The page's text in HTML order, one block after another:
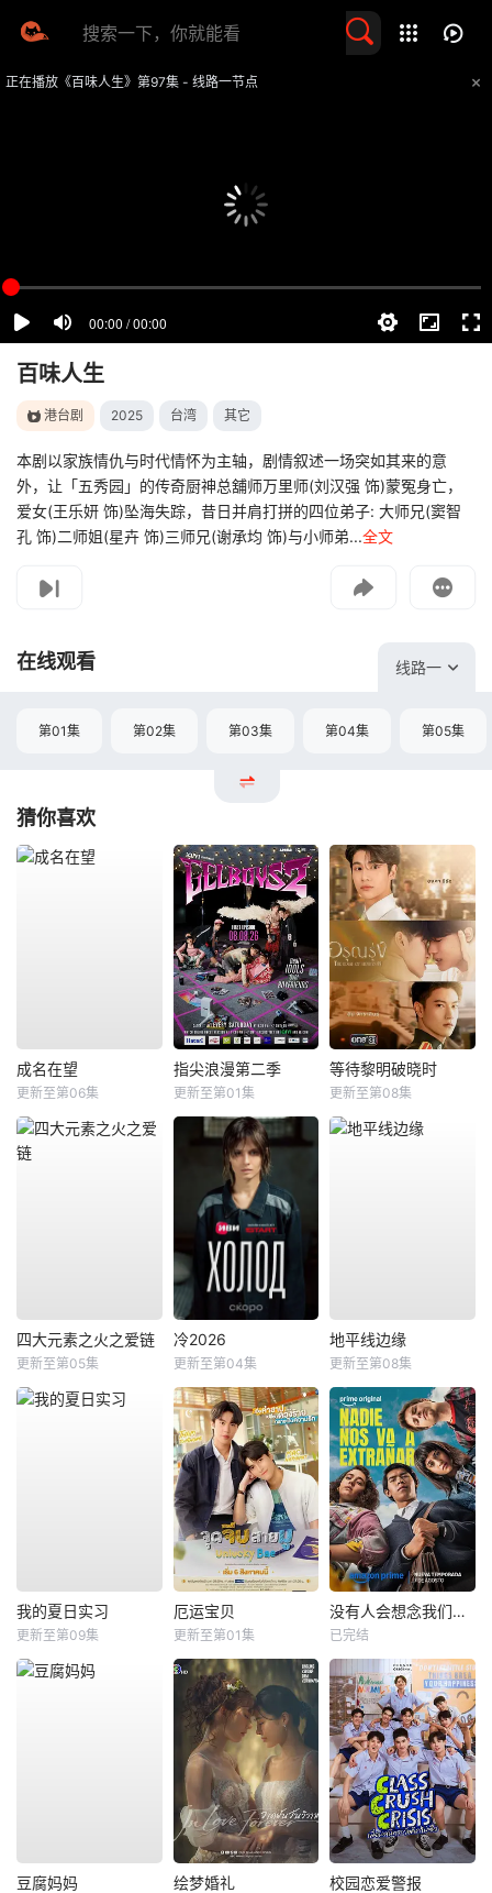
正在播放《百味人生》第97集 - 线路一节点
百味人生
港台剧 2025 台湾 其它
本剧以家族情仇与时代情怀为主轴，剧情叙述一场突如其来的意
外，让「五秀园」的传奇厨神总舖师万里师(刘汉强 饰)蒙冤身亡，
爱女(王乐妍 饰)坠海失踪，昔日并肩打拼的四位弟子: 大师兄(窦智
孔 饰)二师姐(星卉 饰)三师兄(谢承均 饰)与小师弟...全文
如遇无法播放请提交给我们
在线观看 线路一
第01集 第02集 第03集 第04集 第05集
猜你喜欢
成名在望
更新至第06集
指尖浪漫第二季
更新至第01集
等待黎明破晓时
更新至第08集
四大元素之火之爱链
更新至第05集
冷2026
更新至第04集
地平线边缘
更新至第08集
我的夏日实习
更新至第09集
厄运宝贝
更新至第01集
没有人会想念我们第二季
已完结
豆腐妈妈 绘梦婚礼 校园恋爱警报